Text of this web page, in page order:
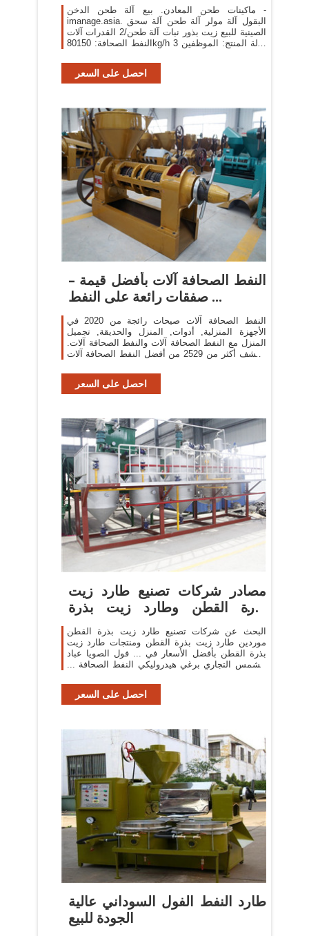
ماكينات طحن المعادن. بيع آلة طحن الدخن -
imanage.asia. البقول آلة مولر آلة طحن آلة سحق
الصينية للبيع زيت بذور نبات آلة طحن/2 القدرات آلات
النفط الصحافة: 80150kg/h 3 حالة المنتج: الموظفين
احصل على السعر
النفط الصحافة آلات بأفضل قيمة –
صفقات رائعة على النفط ...
النفط الصحافة آلات صيحات رائجة من 2020 في
الأجهزة المنزلية, أدوات, المنزل والحديقة, تجميل
المنزل مع النفط الصحافة آلات والنفط الصحافة آلات.
اكتشف أكثر من 2529 من أفضل النفط الصحافة آلات
احصل على السعر
مصادر شركات تصنيع طارد زيت
بذرة القطن وطارد زيت بذرة
البحث عن شركات تصنيع طارد زيت بذرة القطن
موردين طارد زيت بذرة القطن ومنتجات طارد زيت
بذرة القطن بأفضل الأسعار في ... فول الصويا عباد
الشمس التجاري برغي هيدروليكي النفط الصحافة ...
احصل على السعر
طارد النفط الفول السوداني عالية
الجودة للبيع